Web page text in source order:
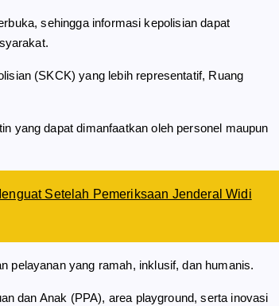
sehingga informasi kepolisian dapat
(SKCK) yang lebih representatif, Ruang
yang dapat dimanfaatkan oleh personel maupun
Setelah Pemeriksaan Jenderal Widi
pelayanan yang ramah, inklusif, dan humanis.
dan Anak (PPA), area playground, serta inovasi